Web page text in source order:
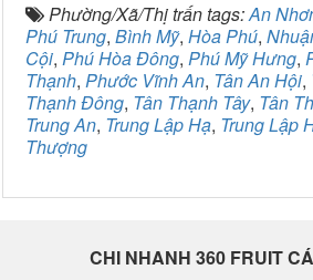
Phường/Xã/Thị trấn tags:An
Phú Trung, Bình Mỹ, Hòa Phú,
Cội, Phú Hòa Đông, Phú Mỹ Hưng,
Thạnh, Phước Vĩnh An, Tân An Hội,
Thạnh Đông, Tân Thạnh Tây, Tân
Trung An, Trung Lập Hạ, Trung Lập
Thượng
CHI NHANH 360 FRUIT